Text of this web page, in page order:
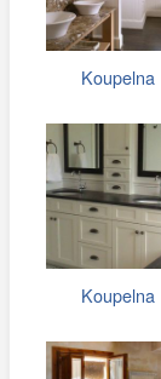
Koupelna
Koupelna